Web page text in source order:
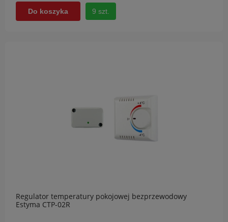
Do koszyka 9 szt.
Regulator temperatury pokojowej bezprzewodowy
Estyma CTP-02R